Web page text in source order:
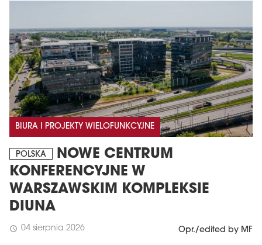
BIURA I PROJEKTY WIELOFUNKCYJNE
POLSKA
NOWE CENTRUM
KONFERENCYJNE W
WARSZAWSKIM KOMPLEKSIE
DIUNA
schedule 04 sierpnia 2026 Opr./edited by MF